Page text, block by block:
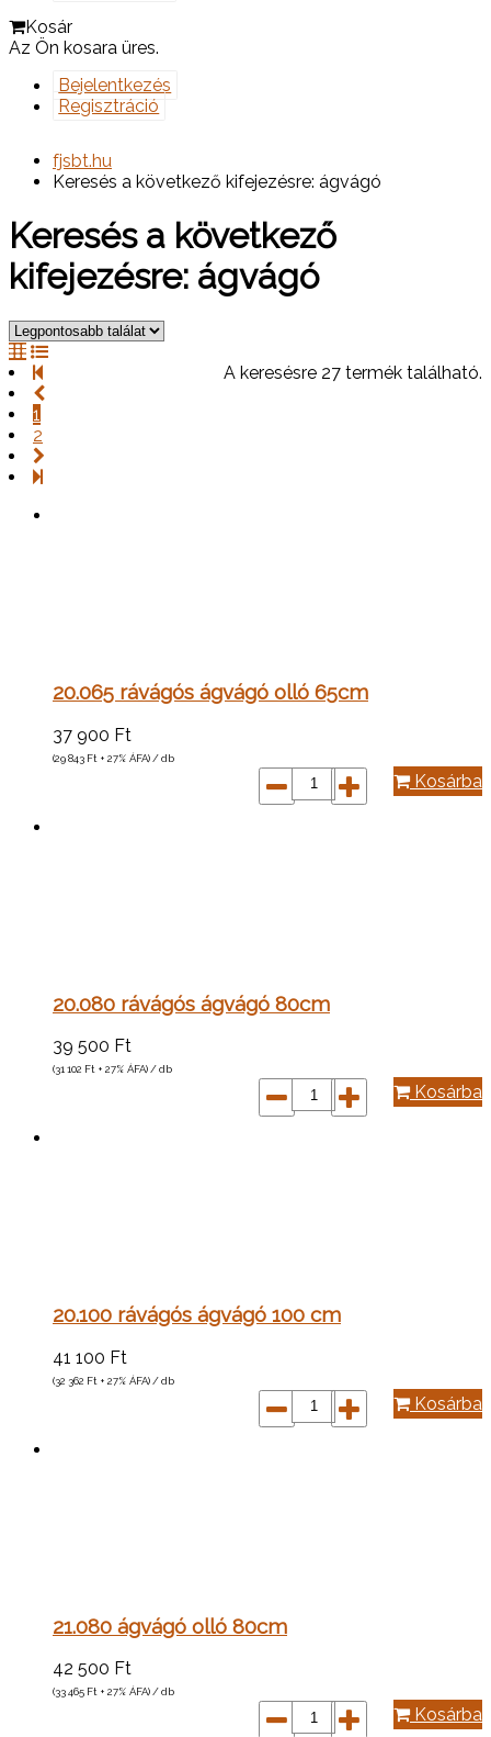
Kosár
Az Ön kosara üres.
Bejelentkezés
Regisztráció
fjsbt.hu
Keresés a következő kifejezésre: ágvágó
Keresés a következő
kifejezésre: ágvágó
A keresésre 27 termék található.
1
2
20.065 rávágós ágvágó olló 65cm
37 900 Ft
(29 843 Ft + 27% ÁFA) / db
Kosárba
20.080 rávágós ágvágó 80cm
39 500 Ft
(31 102 Ft + 27% ÁFA) / db
Kosárba
20.100 rávágós ágvágó 100 cm
41 100 Ft
(32 362 Ft + 27% ÁFA) / db
Kosárba
21.080 ágvágó olló 80cm
42 500 Ft
(33 465 Ft + 27% ÁFA) / db
Kosárba